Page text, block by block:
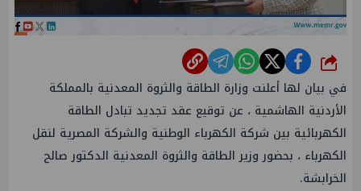
شارك
في بيان لها أعلنت وزارة الطاقة والثروة المعدنية بالمملكة
الأردنية الهاشمية ، عن توقيع عقد تجديد تبادل الطاقة
الكهربائية بين شركة الكهرباء الوطنية والشركة المصرية لنقل
الكهرباء ، بحضور وزير الطاقة والثروة المعدنية الدكتور صالح
الخرابشة.